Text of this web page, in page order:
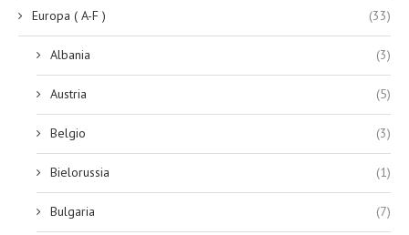
Europa ( A-F ) (33)
Albania (3)
Austria (5)
Belgio (3)
Bielorussia (1)
Bulgaria (7)